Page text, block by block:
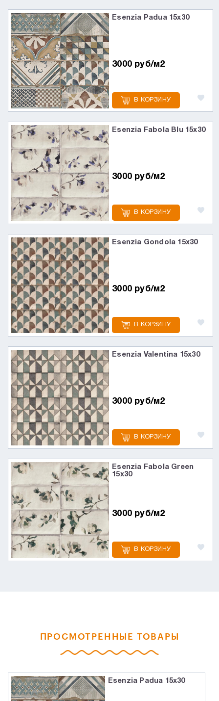
Esenzia Padua 15х30
3000 руб/м2
В КОРЗИНУ
Esenzia Fabola Blu 15х30
3000 руб/м2
В КОРЗИНУ
Esenzia Gondola 15х30
3000 руб/м2
В КОРЗИНУ
Esenzia Valentina 15х30
3000 руб/м2
В КОРЗИНУ
Esenzia Fabola Green
15х30
3000 руб/м2
В КОРЗИНУ
ПРОСМОТРЕННЫЕ ТОВАРЫ
Esenzia Padua 15х30